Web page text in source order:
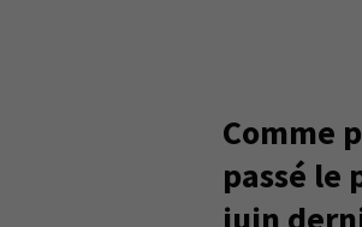
Comme
passé le